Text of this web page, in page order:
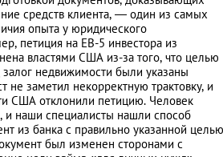
средств клиента, — один из самых
опыта у юридического
петиция на EB-5 инвестора из
властями США из-за того, что целью
недвижимости были указаны
заметил некорректную трактовку, и
США отклонили петицию. Человек
и наши специалисты нашли способ
из банка с правильно указанной целью
был изменен сторонами с